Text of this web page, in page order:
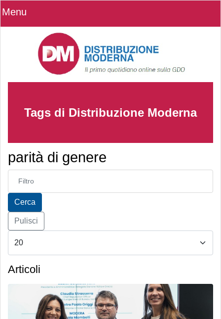
Menu
Tags di Distribuzione Moderna
parità di genere
Inserisci parte del titolo
Cerca
Pulisci
Articoli